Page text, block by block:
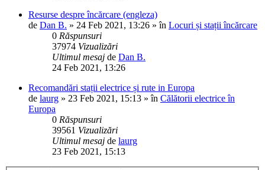
Resurse despre încărcare (engleza)
de Dan B. » 24 Feb 2021, 13:26 » în Locuri și stații încărcare
0 Răspunsuri
37974 Vizualizări
Ultimul mesaj de Dan B.
24 Feb 2021, 13:26
Recomandări stații electrice și rute in Europa
de laurg » 23 Feb 2021, 15:13 » în Călătorii electrice în
Europa
0 Răspunsuri
39561 Vizualizări
Ultimul mesaj de laurg
23 Feb 2021, 15:13